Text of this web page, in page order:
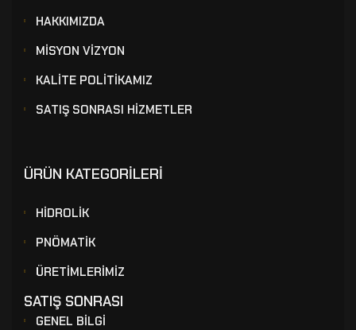
HAKKIMIZDA
MİSYON VİZYON
KALİTE POLİTİKAMIZ
SATIŞ SONRASI HİZMETLER
ÜRÜN KATEGORİLERİ
HİDROLİK
PNÖMATİK
ÜRETİMLERİMİZ
SATIŞ SONRASI
GENEL BİLGİ